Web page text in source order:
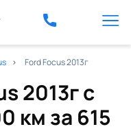
Ford Focus 2013г
2013г с
км за 615